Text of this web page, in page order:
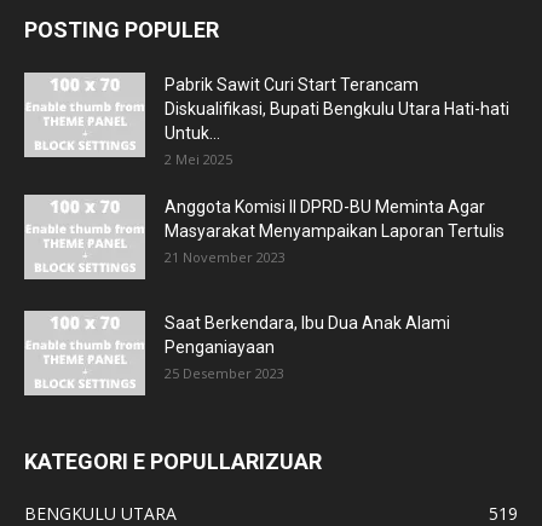
POSTING POPULER
Pabrik Sawit Curi Start Terancam
Diskualifikasi, Bupati Bengkulu Utara Hati-hati
Untuk...
2 Mei 2025
Anggota Komisi II DPRD-BU Meminta Agar
Masyarakat Menyampaikan Laporan Tertulis
21 November 2023
Saat Berkendara, Ibu Dua Anak Alami
Penganiayaan
25 Desember 2023
KATEGORI E POPULLARIZUAR
BENGKULU UTARA
519